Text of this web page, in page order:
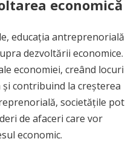
economică
educația antreprenorială
dezvoltării economice.
economiei, creând locuri
contribuind la creșterea
societățile pot
de afaceri care vor
economic.